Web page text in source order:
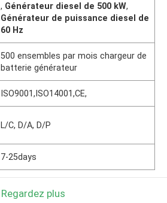
, Générateur diesel de 500 kW,
Générateur de puissance diesel de
60 Hz
500 ensembles par mois chargeur de
batterie générateur
ISO9001,ISO14001,CE,
L/C, D/A, D/P
7-25days
Regardez plus